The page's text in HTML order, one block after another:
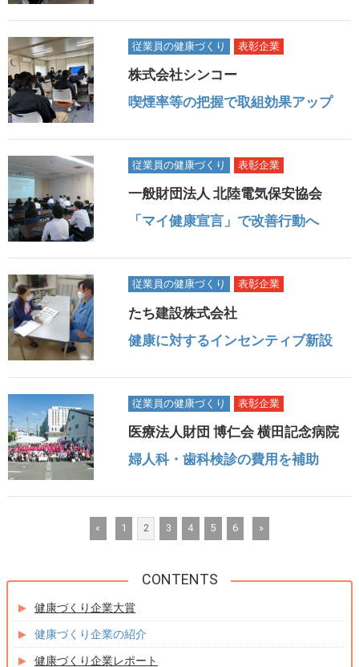
従業員の健康づくり 表彰企業
株式会社シンコー
喫煙率等の把握で取組効果アップ
従業員の健康づくり 表彰企業
一般財団法人 北陸電気保安協会
「マイ健康宣言」で改善行動へ
従業員の健康づくり 表彰企業
たち建設株式会社
健康に対するインセンティブ新設
従業員の健康づくり 表彰企業
医療法人財団 博仁会 横田記念病院
婦人科・歯科検診の費用を補助
« 1 2 3 4 5 6 »
健康づくり企業大賞
健康づくり企業の紹介
健康づくり企業レポート